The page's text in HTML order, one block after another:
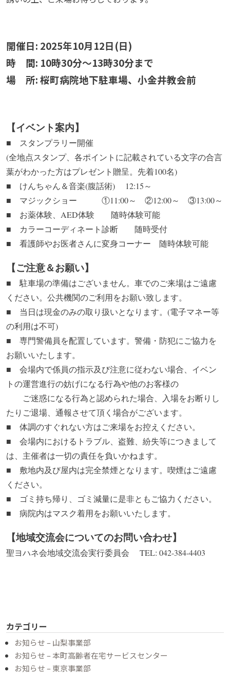
開催日: 2025年10月12日(日)
時 間: 10時30分～13時30分まで
場 所: 桜町病院地下駐車場、小金井教会前
【イベント案内】
■ スタンプラリー開催
(全地点スタンプ、各ポイントに記載されている文字の合言
葉がわかった方はプレゼント贈呈。先着100名)
■ けんちゃん＆音楽(腹話術) 12:15～
■ マジックショー ①11:00～ ②12:00～ ③13:00～
■ お薬体験、AED体験 随時体験可能
■ カラーコーディネート診断 随時受付
■ 看護師やお医者さんに変身コーナー 随時体験可能
【ご注意＆お願い】
■ 駐車場の準備はございません。車でのご来場はご遠慮
ください。公共機関のご利用をお願い致します。
■ 当日は現金のみの取り扱いとなります。(電子マネー等
の利用は不可)
■ 専門警備員を配置しています。警備・防犯にご協力を
お願いいたします。
■ 会場内で係員の指示及び注意に従わない場合、イベン
トの運営進行の妨げになる行為や他のお客様の
ご迷惑になる行為と認められた場合、入場をお断りし
たりご退場、通報させて頂く場合がございます。
■ 体調のすぐれない方はご来場をお控えください。
■ 会場内におけるトラブル、盗難、紛失等につきまして
は、主催者は一切の責任を負いかねます。
■ 敷地内及び屋内は完全禁煙となります。喫煙はご遠慮
ください。
■ ゴミ持ち帰り、ゴミ減量に是非ともご協力ください。
■ 病院内はマスク着用をお願いいたします。
【地域交流会についてのお問い合わせ】
聖ヨハネ会地域交流会実行委員会 TEL: 042-384-4403
カテゴリー
お知らせ – 山梨事業部
お知らせ – 本町高齢者在宅サービスセンター
お知らせ – 東京事業部